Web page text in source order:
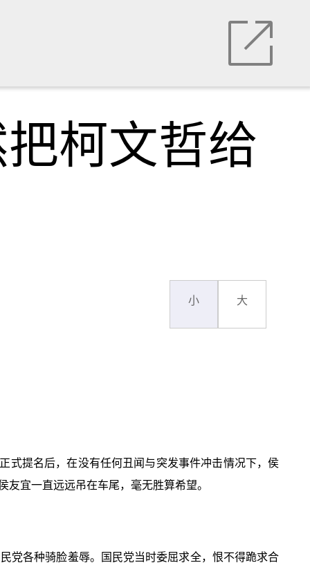
柯文哲给
小 大
式提名后，在没有任何丑闻与突发事件冲击情况下，侯
宜一直远远吊在车尾，毫无胜算希望。
党各种骑脸羞辱。国民党当时委屈求全，恨不得跪求合